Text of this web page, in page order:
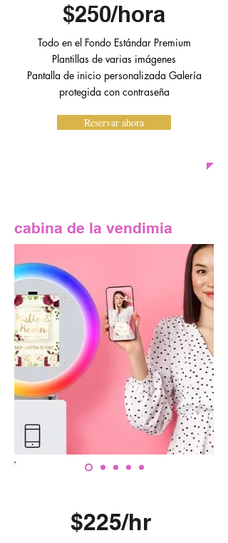
$250/hora
Todo en el Fondo Estándar Premium
Plantillas de varias imágenes
Pantalla de inicio personalizada Galería
protegida con contraseña
Reservar ahora
cabina de la vendimia
$225/hr